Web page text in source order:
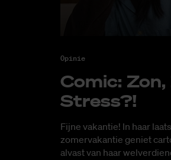
Opinie
Co­mic: Zon,
Stress?!
Fijne vakantie! In haar
zomervakantie geniet
alvast van haar